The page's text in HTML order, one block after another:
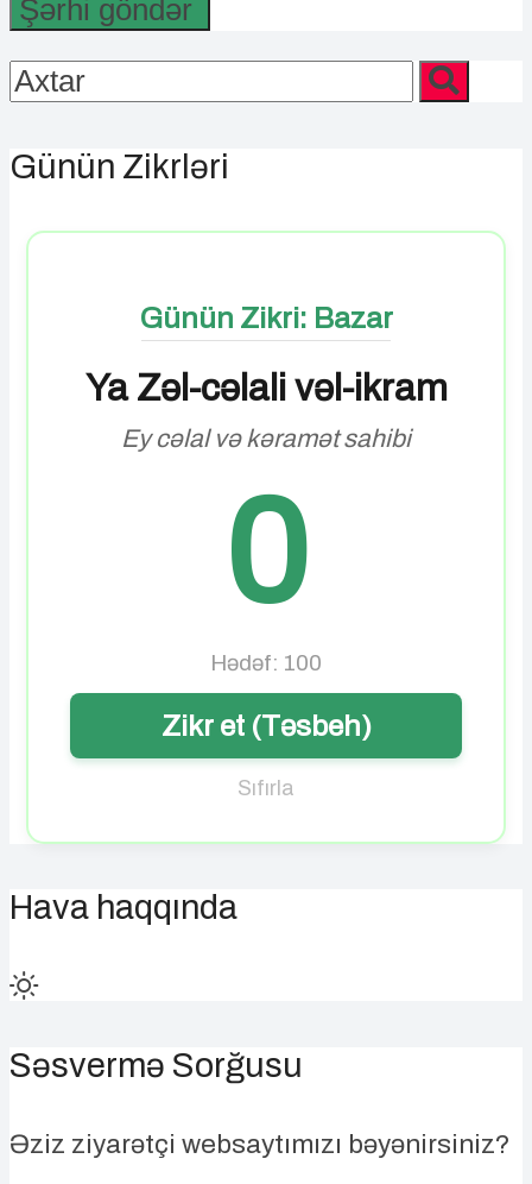
Günün Zikrləri
Günün Zikri: Bazar
Ya Zəl-cəlali vəl-ikram
Ey cəlal və kəramət sahibi
0
Hədəf: 100
Zikr et (Təsbeh)
Sıfırla
Hava haqqında
Səsvermə Sorğusu
Əziz ziyarətçi websaytımızı bəyənirsiniz?